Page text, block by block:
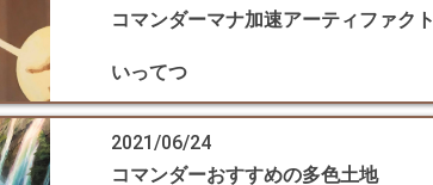
コマンダーマナ加速アーティファクト
いってつ
2021/06/24
コマンダーおすすめの多色土地